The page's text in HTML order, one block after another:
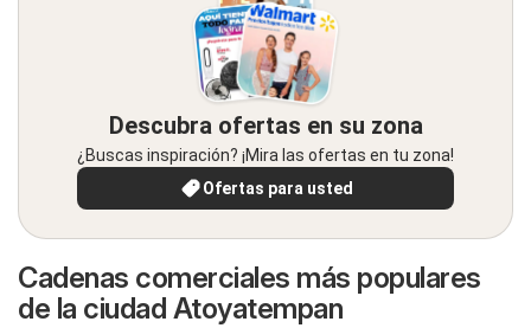
Descubra ofertas en su zona
¿Buscas inspiración? ¡Mira las ofertas en tu zona!
Ofertas para usted
Cadenas comerciales más populares
de la ciudad Atoyatempan